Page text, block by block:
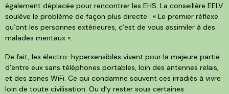
également déplacée pour rencontrer les EHS. La conseillère EELV
soulève le problème de façon plus directe : « Le premier réflexe
qu’ont les personnes extérieures, c’est de vous assimiler à des
malades mentaux ».
De fait, les électro-hypersensibles vivent pour la majeure partie
d’entre eux sans téléphones portables, loin des antennes relais,
et des zones WiFi. Ce qui condamne souvent ces irradiés à vivre
loin de toute civilisation. Ou d’y rester sous certaines